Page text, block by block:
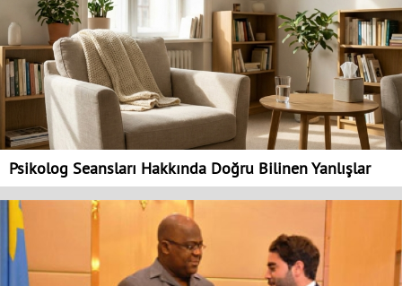
Psikolog Seansları Hakkında Doğru Bilinen Yanlışlar